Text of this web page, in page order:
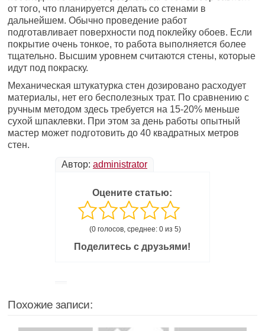
от того, что планируется делать со стенами в
дальнейшем. Обычно проведение работ
подготавливает поверхности под поклейку обоев. Если
покрытие очень тонкое, то работа выполняется более
тщательно. Высшим уровнем считаются стены, которые
идут под покраску.
Механическая штукатурка стен дозировано расходует
материалы, нет его бесполезных трат. По сравнению с
ручным методом здесь требуется на 15-20% меньше
сухой шпаклевки. При этом за день работы опытный
мастер может подготовить до 40 квадратных метров
стен.
Автор: administrator
Оцените статью:
(0 голосов, среднее: 0 из 5)
Поделитесь с друзьями!
Похожие записи: